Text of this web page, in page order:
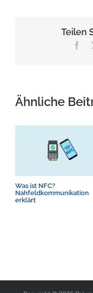
Teilen
Ähnliche
Was ist NFC?
Nahfeldkommunikation
erklärt